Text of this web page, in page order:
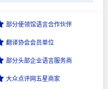
部分使领馆语言合作伙伴
翻译协会会员单位
部分头部企业语言服务商
大众点评网 五星商家